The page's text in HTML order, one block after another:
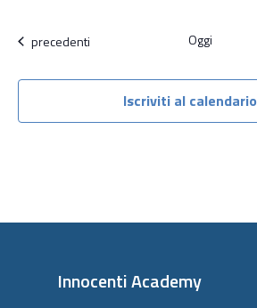
Attività
precedenti Oggi
Iscriviti al calendario
Innocenti Academy